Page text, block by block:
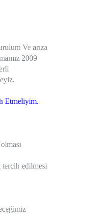
Ve arıza
2009
Etmeliyim.
tercih edilmesi